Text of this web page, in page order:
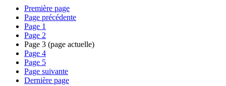
Première page
Page précédente
Page 1
Page 2
Page 3 (page actuelle)
Page 4
Page 5
Page suivante
Dernière page